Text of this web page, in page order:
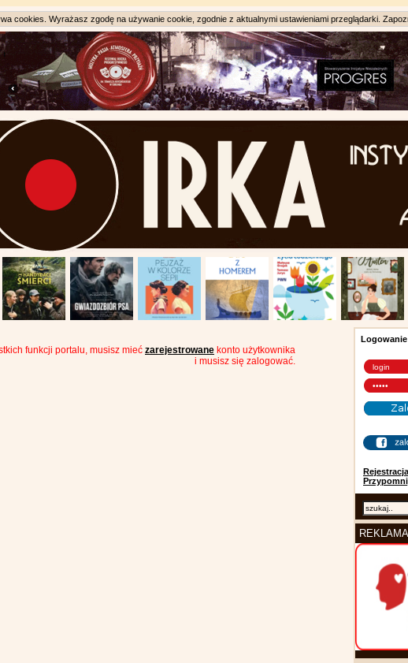
cookies. Wyrażasz zgodę na używanie cookie, zgodnie z aktualnymi ustawieniami przeglądarki.
funkcji portalu, musisz mieć zarejestrowane konto użytkownika
i musisz się zalogować.
Logowanie
Rejestracja
REKLAMA